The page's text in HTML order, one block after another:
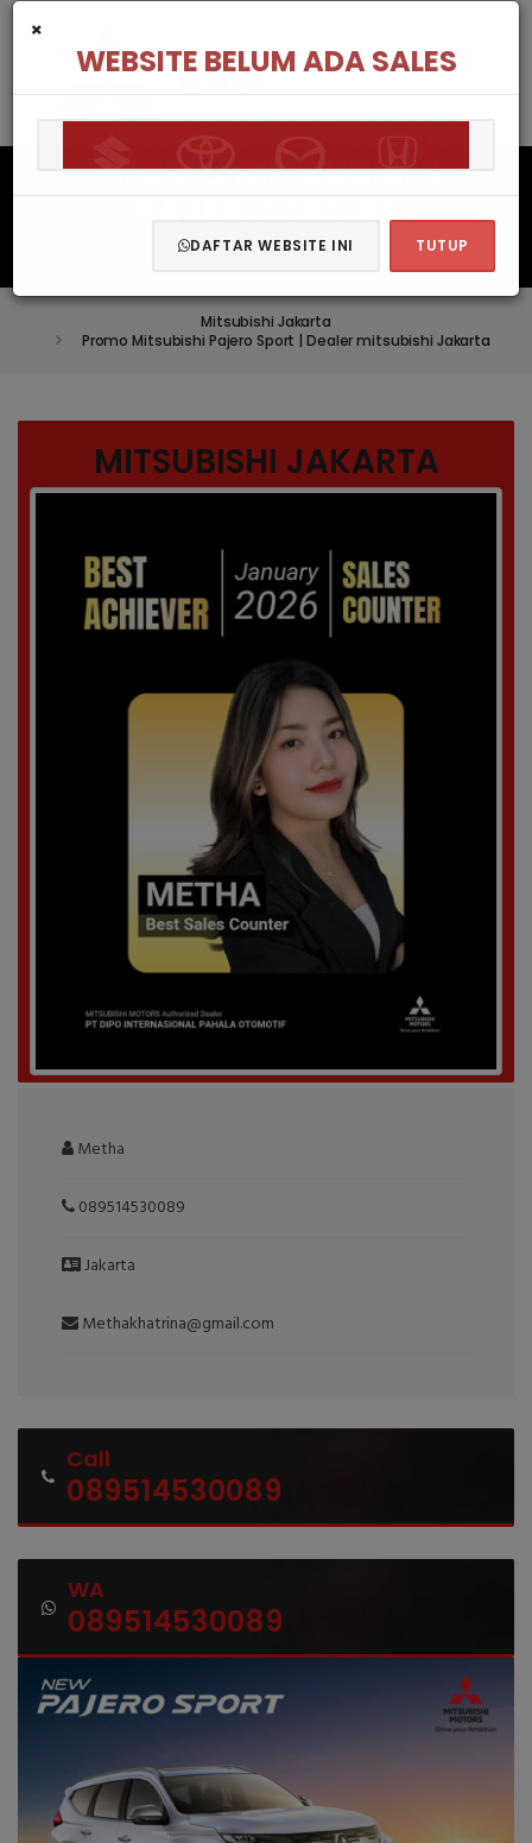
×
WEBSITE BELUM ADA SALES
DAFTAR WEBSITE INI TUTUP
PROMO MITSUBISHI
PAJERO SPORT
Mitsubishi Jakarta
Promo Mitsubishi Pajero Sport | Dealer mitsubishi Jakarta
MITSUBISHI JAKARTA
Metha
089514530089
Jakarta
Methakhatrina@gmail.com
Call
089514530089
WA
089514530089